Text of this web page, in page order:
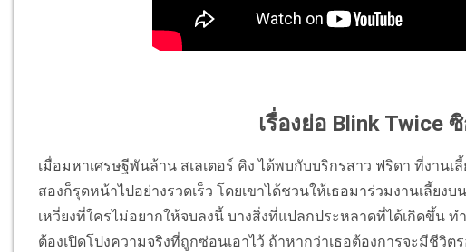
เรื่องย่อ Blink Twice
เมื่อมหาเศรษฐีพันล้าน สเลเตอร์ คิง ได้พบกับบริกรสาว ฟริดา ที่งาน
สองก็รุดหน้าไปอย่างรวดเร็ว โดยเขาได้ชวนให้เธอมาร่วมงานเลี้ย
เหวี่ยงที่ใครไม่อยากให้จบลงนี้ บางสิ่งที่แปลกประหลาดที่ได้เกิดขึ้น ท
ต้องเปิดโปงความจริงที่ถูกซ่อนเอาไว้ ถ้าหากว่าเธอต้องการจะมีชีวิต